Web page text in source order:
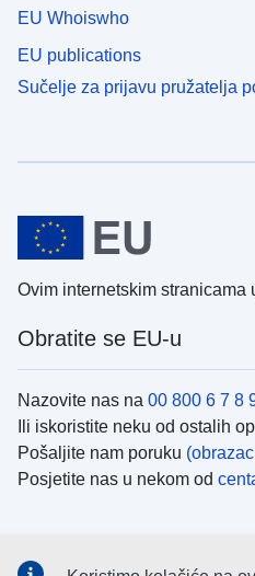
EU Whoiswho
EU publications
Sučelje za prijavu pružatelja
Ovim internetskim stranicama
Obratite se EU-u
Nazovite nas na 00 800 6 7 8
Ili iskoristite neku od ostalih
Pošaljite nam poruku
Posjetite nas u nekom od